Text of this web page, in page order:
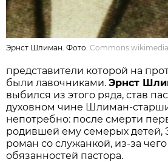
Эрнст Шлиман. Фото:
представители которой на
были лавочниками.Эрнст
выбился из этого ряда, став
духовном чине Шлиман-
непотребно: после смерти
родившей ему семерых детей,
роман со служанкой, из-за
обязанностей пастора.